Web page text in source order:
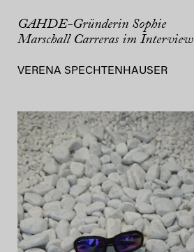
GAHDE-Gründerin Sophie
Marschall Carreras im Interview
VERENA SPECHTENHAUSER